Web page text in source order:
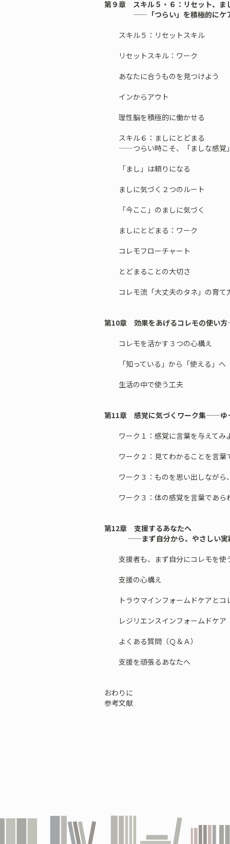
第９章 スキル５・６：リセット、ま
——「つらい」を積極的にケ
スキル５：リセットスキル
リセットスキル：ワーク
あなたに合うものを見つけよう
インからアウト
理性脳を積極的に働かせる
スキル６：ましにとどまる
——つらい時こそ、「ましな感覚
「まし」は頼りになる
ましに気づく２つのルート
「今ここ」のましに気づく
ましにとどまる：ワーク
コレモフローチャート
とどまることの大切さ
コレモ流「大丈夫のタネ」の育て
第10章 効果をあげるコレモの使い
コレモを活かす３つの心構え
「知っている」から「使える」へ
生活の中で使う工夫
第11章 感覚に気づくワーク集——ゆ
ワーク１：感覚に言葉を与えてみ
ワーク２：見てわかることを言葉
ワーク３：ものを思い出しながら
ワーク３：体の感覚を言葉であら
第12章 支援するあなたへ
——まず自分から、やさしい実
支援者も、まず自分にコレモを使
支援の心構え
トラウマインフォームドケアとコ
レジリエンスインフォームドケア
よくある質問（Ｑ＆Ａ）
支援を頑張るあなたへ
おわりに
参考文献